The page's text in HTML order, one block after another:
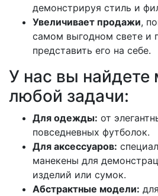
демонстрируя стиль и
Увеличивает продажи,
самом выгодном свете и
представить его на себе.
У нас вы найдете
любой задачи:
Для одежды: от
повседневных футболок.
Для аксессуаров:
манекены для
изделий или сумок.
Абстрактные модели: